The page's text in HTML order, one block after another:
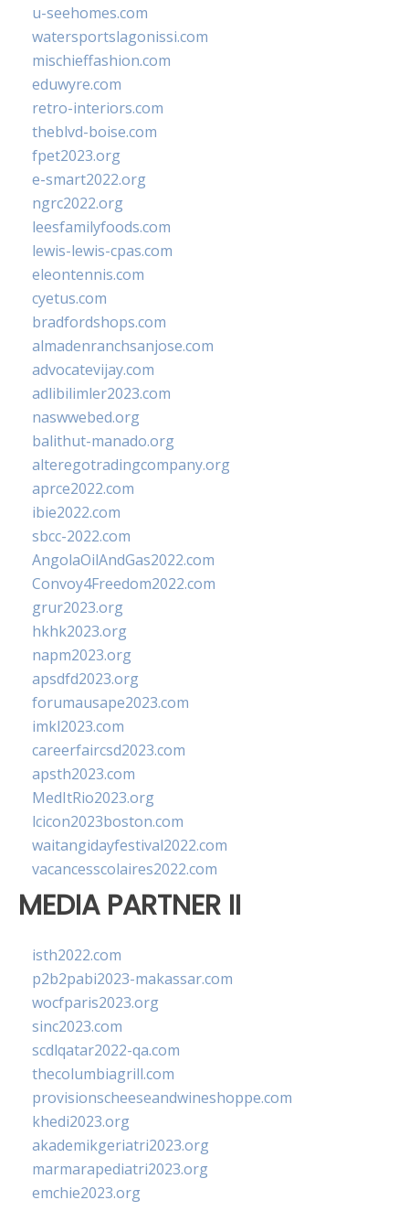
u-seehomes.com
watersportslagonissi.com
mischieffashion.com
eduwyre.com
retro-interiors.com
theblvd-boise.com
fpet2023.org
e-smart2022.org
ngrc2022.org
leesfamilyfoods.com
lewis-lewis-cpas.com
eleontennis.com
cyetus.com
bradfordshops.com
almadenranchsanjose.com
advocatevijay.com
adlibilimler2023.com
naswwebed.org
balithut-manado.org
alteregotradingcompany.org
aprce2022.com
ibie2022.com
sbcc-2022.com
AngolaOilAndGas2022.com
Convoy4Freedom2022.com
grur2023.org
hkhk2023.org
napm2023.org
apsdfd2023.org
forumausape2023.com
imkl2023.com
careerfaircsd2023.com
apsth2023.com
MedItRio2023.org
lcicon2023boston.com
waitangidayfestival2022.com
vacancesscolaires2022.com
MEDIA PARTNER II
isth2022.com
p2b2pabi2023-makassar.com
wocfparis2023.org
sinc2023.com
scdlqatar2022-qa.com
thecolumbiagrill.com
provisionscheeseandwineshoppe.com
khedi2023.org
akademikgeriatri2023.org
marmarapediatri2023.org
emchie2023.org